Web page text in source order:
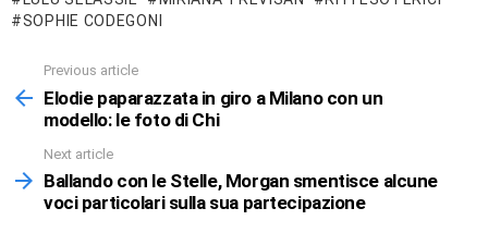
SOPHIE CODEGONI
more
Previous article
Elodie paparazzata in giro a Milano con un
modello: le foto di Chi
Next article
Ballando con le Stelle, Morgan smentisce alcune
voci particolari sulla sua partecipazione